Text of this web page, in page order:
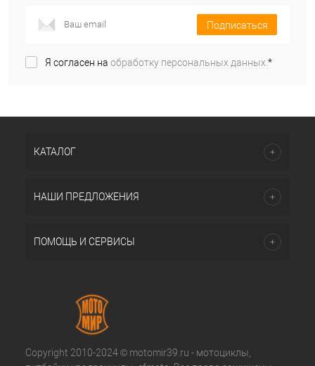
Подписаться
Я согласен на обработку персональных данных.*
КАТАЛОГ
НАШИ ПРЕДЛОЖЕНИЯ
ПОМОЩЬ И СЕРВИСЫ
Copyright 2010-2024 © motomir39.ru - мотоциклы,